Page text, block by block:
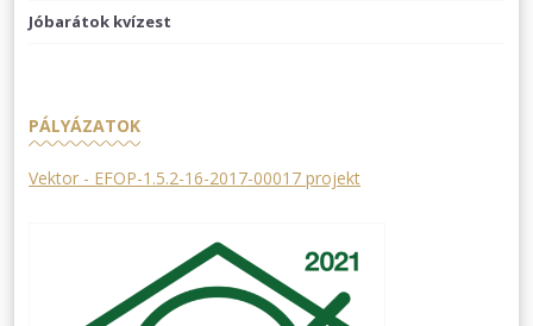
Jóbarátok kvízest
PÁLYÁZATOK
Vektor - EFOP-1.5.2-16-2017-00017 projekt